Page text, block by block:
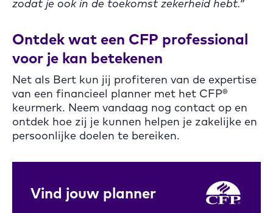
zodat je ook in de toekomst zekerheid hebt.”
Ontdek wat een CFP professional
voor je kan betekenen
Net als Bert kun jij profiteren van de expertise
van een financieel planner met het CFP®
keurmerk. Neem vandaag nog contact op en
ontdek hoe zij je kunnen helpen je zakelijke en
persoonlijke doelen te bereiken.
Vind jouw planner